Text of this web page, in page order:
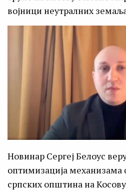
војници неутралних
Новинар Сергеј Белоус
оптимизација
српских општина на